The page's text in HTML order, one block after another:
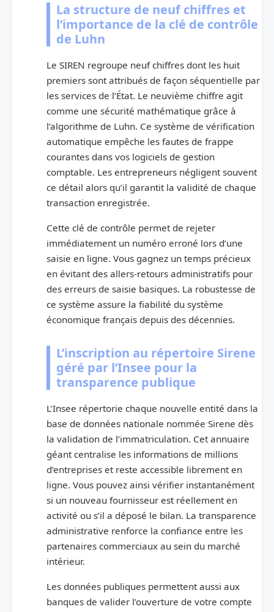
La structure de neuf chiffres et
l’importance de la clé de contrôle
de Luhn
Le SIREN regroupe neuf chiffres dont les huit
premiers sont attribués de façon séquentielle par
les services de l’État. Le neuvième chiffre agit
comme une sécurité mathématique grâce à
l’algorithme de Luhn. Ce système de vérification
automatique empêche les fautes de frappe
courantes dans vos logiciels de gestion
comptable. Les entrepreneurs négligent souvent
ce détail alors qu’il garantit la validité de chaque
transaction enregistrée.
Cette clé de contrôle permet de rejeter
immédiatement un numéro erroné lors d’une
saisie en ligne. Vous gagnez un temps précieux
en évitant des allers-retours administratifs pour
des erreurs de saisie basiques. La robustesse de
ce système assure la fiabilité du système
économique français depuis des décennies.
L’inscription au répertoire Sirene
géré par l’Insee pour la
transparence publique
L’Insee répertorie chaque nouvelle entité dans la
base de données nationale nommée Sirene dès
la validation de l’immatriculation. Cet annuaire
géant centralise les informations de millions
d’entreprises et reste accessible librement en
ligne. Vous pouvez ainsi vérifier instantanément
si un nouveau fournisseur est réellement en
activité ou s’il a déposé le bilan. La transparence
administrative renforce la confiance entre les
partenaires commerciaux au sein du marché
intérieur.
Les données publiques permettent aussi aux
banques de valider l’ouverture de votre compte